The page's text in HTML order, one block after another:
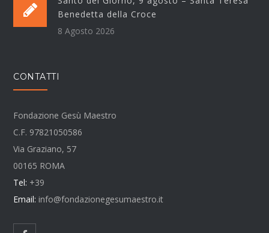
Benedetta della Croce
8 Agosto 2026
CONTATTI
Fondazione Gesù Maestro
C.F. 97821050586
Via Graziano, 57
00165 ROMA
Tel: +39
Email: info@fondazionegesumaestro.it